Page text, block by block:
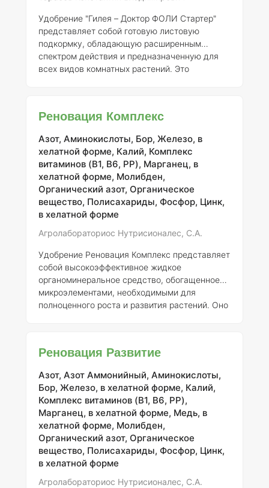
Удобрение "Гилея – Доктор ФОЛИ Стартер"
представляет собой готовую листовую
подкормку, обладающую расширенным
спектром действия и предназначенную для
всех видов комнатных растений. Это
помощником в уходе за растениями. Листовая
применения растворимого удобрения на
листовой аппарат в виде разбавленного
водного раствора. Питательные вещества,
находясь в ионной форме, проникают в
растение через листья и
Реновация Комплекс
Азот, Аминокислоты, Бор, Железо, в
хелатной форме, Калий, Комплекс
витаминов (B1, B6, PP), Марганец, в
хелатной форме, Молибден,
Органический азот, Органическое
вещество, Полисахариды, Фосфор, Цинк,
в хелатной форме
Агролабораториос Нутрисионалес, С.А.
Удобрение Реновация Комплекс представляет
собой высокоэффективное жидкое
органоминеральное средство, обогащенное
микроэлементами, необходимыми для
полноценного роста и развития растений. Оно
особенно важно на различных стадиях роста
Реновация Комплекс способствует не только
быстрому развитию корней, но и образованию
новых корней и абсорбирующих корневых
волосков. Это, в свою очередь, повышает с
Реновация Развитие
Азот, Азот Аммонийный, Аминокислоты,
Бор, Железо, в хелатной форме, Калий,
Комплекс витаминов (B1, B6, PP),
Марганец, в хелатной форме, Медь, в
хелатной форме, Молибден,
Органический азот, Органическое
вещество, Полисахариды, Фосфор, Цинк,
в хелатной форме
Агролабораториос Нутрисионалес, С.А.